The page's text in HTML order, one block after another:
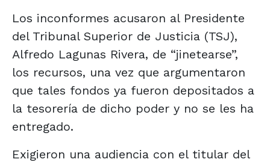
Los inconformes acusaron al Presidente
del Tribunal Superior de Justicia (TSJ),
Alfredo Lagunas Rivera, de “jinetearse”,
los recursos, una vez que argumentaron
que tales fondos ya fueron depositados a
la tesorería de dicho poder y no se les ha
entregado.
Exigieron una audiencia con el titular del